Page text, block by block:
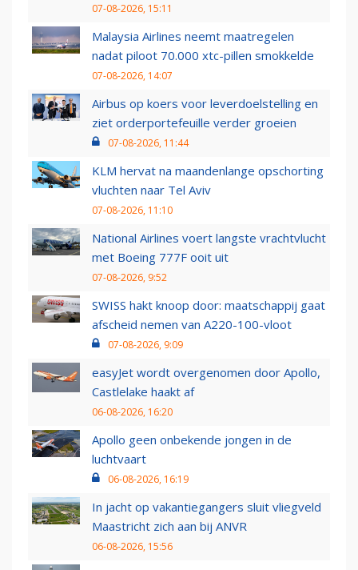
07-08-2026, 15:11
Malaysia Airlines neemt maatregelen
nadat piloot 70.000 xtc-pillen smokkelde
07-08-2026, 14:07
Airbus op koers voor leverdoelstelling en
ziet orderportefeuille verder groeien
07-08-2026, 11:44
KLM hervat na maandenlange opschorting
vluchten naar Tel Aviv
07-08-2026, 11:10
National Airlines voert langste vrachtvlucht
met Boeing 777F ooit uit
07-08-2026, 9:52
SWISS hakt knoop door: maatschappij gaat
afscheid nemen van A220-100-vloot
07-08-2026, 9:09
easyJet wordt overgenomen door Apollo,
Castlelake haakt af
06-08-2026, 16:20
Apollo geen onbekende jongen in de
luchtvaart
06-08-2026, 16:19
In jacht op vakantiegangers sluit vliegveld
Maastricht zich aan bij ANVR
06-08-2026, 15:56